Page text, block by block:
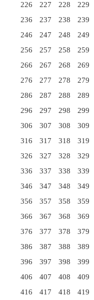
226
227 228 229
236
237 238 239
246
247 248 249
256
257 258 259
266
267 268 269
276
277 278 279
286
287 288 289
296
297 298 299
306
307 308 309
316
317 318 319
326
327 328 329
336
337 338 339
346
347 348 349
356
357 358 359
366
367 368 369
376
377 378 379
386
387 388 389
396
397 398 399
406
407 408 409
416
417 418 419